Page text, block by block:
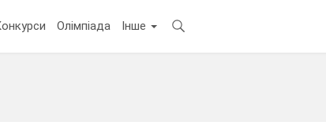
Олімпіада Інше